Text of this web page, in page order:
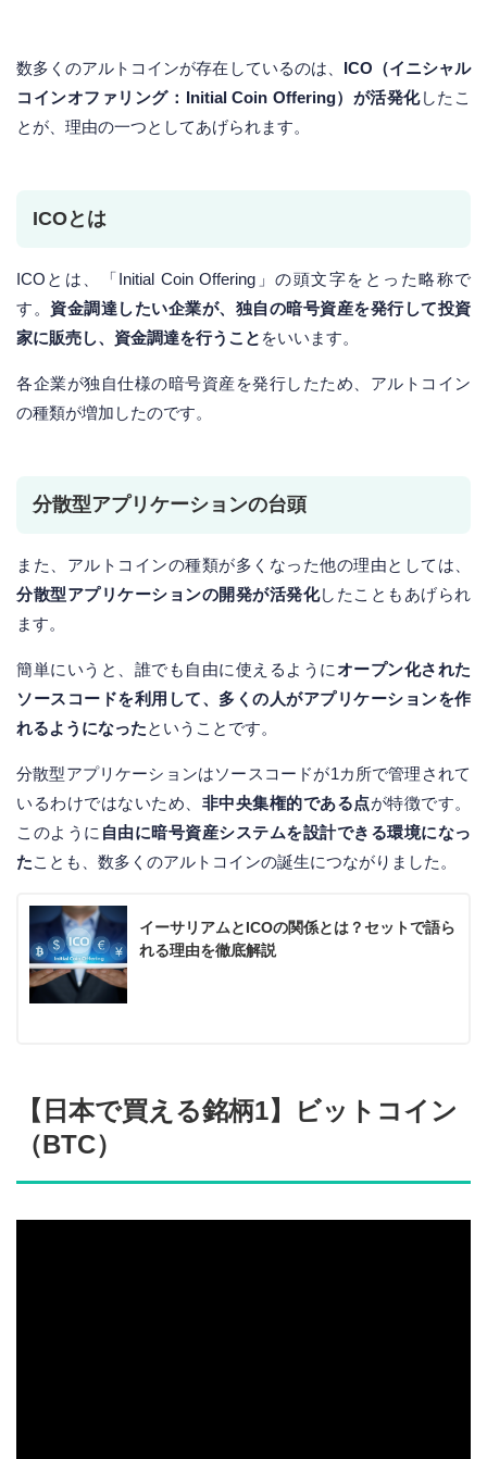
数多くのアルトコインが存在しているのは、
ICO（イニシャル
コインオファリング：Initial Coin Offering）が活発化したこ
とが、理由の一つとしてあげられます。
ICOとは
ICOとは、「Initial Coin Offering」の頭文字をとった略称で
す。 資金調達したい企業が、独自の暗号資産を発行して投資
家に販売し、資金調達を行うこと をいいます。
各企業が独自仕様の暗号資産を発行したため、アルトコイン
の種類が増加したのです。
分散型アプリケーションの台頭
また、アルトコインの種類が多くなった他の理由としては、
分散型アプリケーションの開発が活発化したこともあげられ
ます。
簡単にいうと、誰でも自由に使えるようにオープン化された
ソースコードを利用して、多くの人がアプリケーションを作
れるようになったということです。
分散型アプリケーションはソースコードが1カ所で管理されて
いるわけではないため、 非中央集権的である点が特徴です。
このように 自由に暗号資産システムを設計できる環境になっ
たことも、数多くのアルトコインの誕生につながりました。
イーサリアムとICOの関係とは？セットで語ら
れる理由を徹底解説
【日本で買える銘柄1】ビットコイン
（BTC）